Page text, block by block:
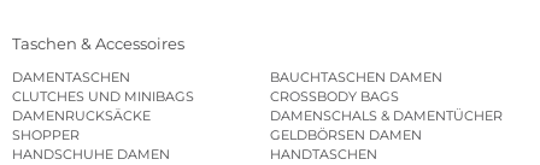
Taschen & Accessoires
DAMENTASCHEN
BAUCHTASCHEN DAMEN
CLUTCHES UND MINIBAGS
CROSSBODY BAGS
DAMENRUCKSÄCKE
DAMENSCHALS & DAMENTÜCHER
SHOPPER
GELDBÖRSEN DAMEN
HANDSCHUHE DAMEN
HANDTASCHEN